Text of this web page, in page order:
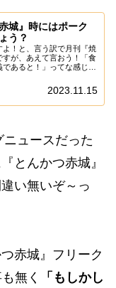
城』時にはポーク
う？
！と、言う訳で月刊『焼
が、あえて言おう！「食
あると！」ってな感じで
『とんかつ赤城』のメニ
2023.11.15
ュースだった
とんかつ赤城』
い無いぞ～っ
赤城』フリーク
無く
「もしかし